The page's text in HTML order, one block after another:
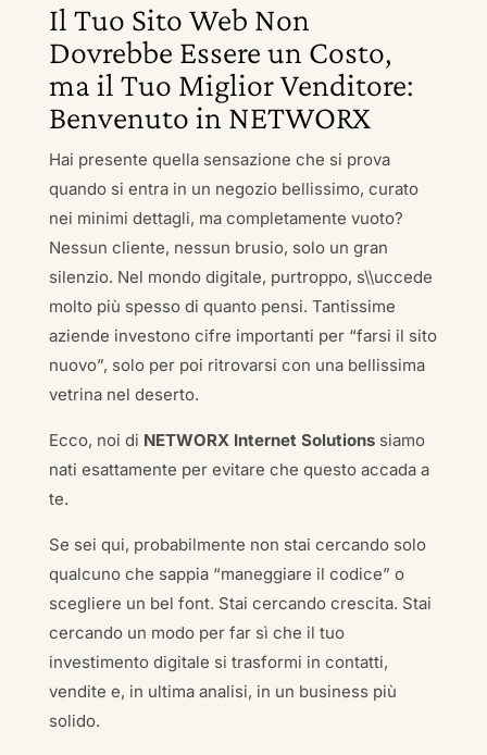
Il Tuo Sito Web Non
Dovrebbe Essere un Costo,
ma il Tuo Miglior Venditore:
Benvenuto in NETWORX
Hai presente quella sensazione che si prova
quando si entra in un negozio bellissimo, curato
nei minimi dettagli, ma completamente vuoto?
Nessun cliente, nessun brusio, solo un gran
silenzio. Nel mondo digitale, purtroppo, s\\uccede
molto più spesso di quanto pensi. Tantissime
aziende investono cifre importanti per “farsi il sito
nuovo”, solo per poi ritrovarsi con una bellissima
vetrina nel deserto.
Ecco, noi di NETWORX Internet Solutionssiamo
nati esattamente per evitare che questo accada a
te.
Se sei qui, probabilmente non stai cercando solo
qualcuno che sappia “maneggiare il codice” o
scegliere un bel font. Stai cercando crescita. Stai
cercando un modo per far sì che il tuo
investimento digitale si trasformi in contatti,
vendite e, in ultima analisi, in un business più
solido.